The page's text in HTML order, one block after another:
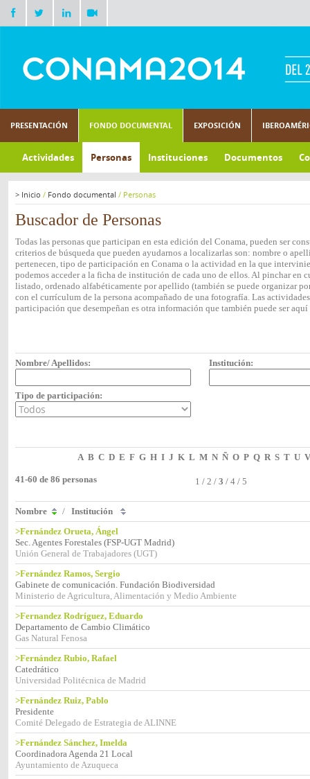
PRESENTACIÓN FONDO DOCUMENTAL EXPOSICIÓN
Actividades Personas Instituciones Documentos
> Inicio / Fondo documental / Personas
Buscador de Personas
Todas las personas que participan en esta edición del Conama, pueden ser
criterios de búsqueda que pueden ayudarnos a localizarlas son: nombre o
pertenecen, tipo de participación en Conama o la actividad en la que
podemos acceder a la ficha de institución de cada uno de ellos. Al pinchar en
listado, ordenado alfabéticamente por apellido (también se puede organizar
con el currículum de la persona acompañado de una fotografía. Las
participación que desempeñan es otra información que también puede ser
Nombre/ Apellidos: Institución:
Tipo de participación:
A B C D E F G H I J K L M N Ñ O P Q R S T U V
41-60 de 86 personas 1 / 2 / 3 / 4 / 5
Nombre / Institución
>Fernández Orueta, Ángel
Sec. Agentes Forestales (FSP-UGT Madrid)
Unión General de Trabajadores (UGT)
>Fernández Ramos, Sergio
Gabinete de comunicación. Fundación Biodiversidad
Ministerio de Agricultura, Alimentación y Medio Ambiente
>Fernandez Rodríguez, Eduardo
Departamento de Cambio Climático
Gas Natural Fenosa
>Fernández Rubio, Rafael
Catedrático
Universidad Politécnica de Madrid
>Fernández Ruiz, Pablo
Presidente
Comité Delegado de Estrategia de ALINNE
>Fernández Sánchez, Imelda
Coordinadora Agenda 21 Local
Ayuntamiento de Azuqueca